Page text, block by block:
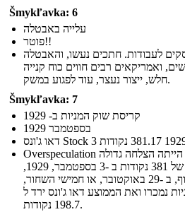
Šmykľavka: 6
עלייה באבטלה
פוטר!!
לעבודות. חתכים נעשו, והאבטלה
ואמריקאים רבים חווים כוח קנייה
חלש, ייצור נעצר, עוד לפגוע במשק.
Šmykľavka: 7
קריסת שוק המניות ב- 1929
בספטמבר 1929
Overspeculation במחירי המניות הוכיח בקרוב כפוגע מה הייתה הצלחה גדולה
בשוק. לאחר השגת כל הזמנים של 381 נקודות ב -3 בספטמבר, 1929,
הממוצע דאו ג 'ונס החל לרדת. לבסוף, ב -29 באוקטובר, או חמישי השחור,
16.4 מיליון מניות נמכרו ואת הממוצע דאו ג'ונס ירד ל
198.7 נקודות.